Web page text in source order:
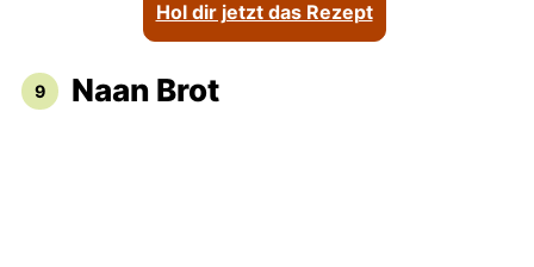
Hol dir jetzt das Rezept
Naan Brot